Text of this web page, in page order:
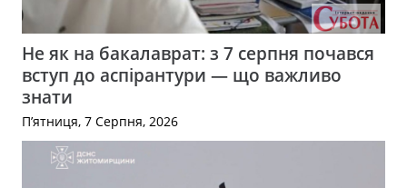
Не як на бакалаврат: з 7 серпня почався
вступ до аспірантури — що важливо
знати
П’ятниця, 7 Серпня, 2026